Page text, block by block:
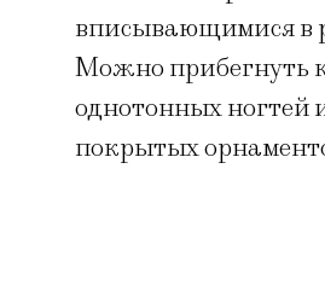
вписывающимися в
Можно прибегнуть
однотонных ногтей
покрытых